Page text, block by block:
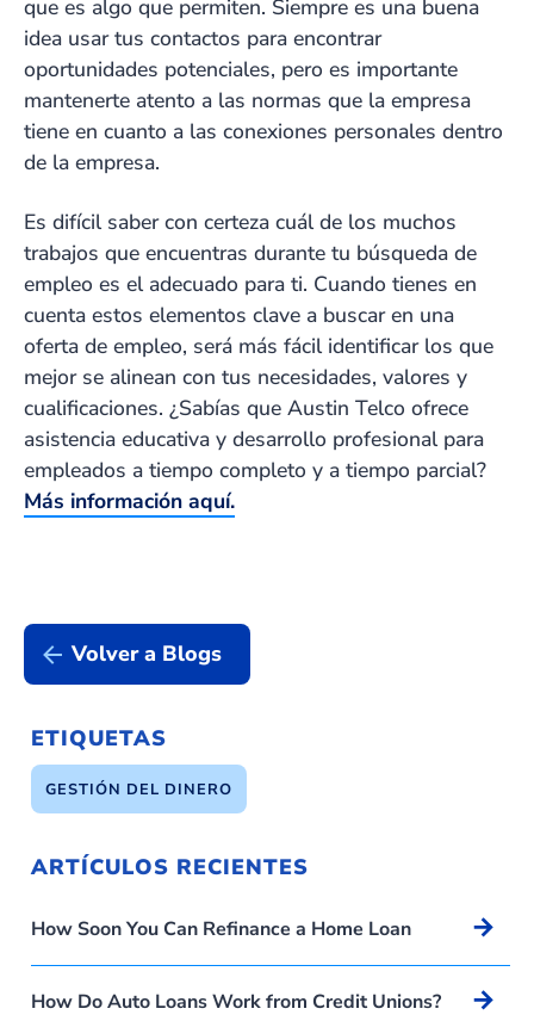
que es algo que permiten. Siempre es una buena
idea usar tus contactos para encontrar
oportunidades potenciales, pero es importante
mantenerte atento a las normas que la empresa
tiene en cuanto a las conexiones personales dentro
de la empresa.
Es difícil saber con certeza cuál de los muchos
trabajos que encuentras durante tu búsqueda de
empleo es el adecuado para ti. Cuando tienes en
cuenta estos elementos clave a buscar en una
oferta de empleo, será más fácil identificar los que
mejor se alinean con tus necesidades, valores y
cualificaciones. ¿Sabías que Austin Telco ofrece
asistencia educativa y desarrollo profesional para
empleados a tiempo completo y a tiempo parcial?
Más información aquí.
Volver a Blogs
ETIQUETAS
GESTIÓN DEL DINERO
ARTÍCULOS RECIENTES
How Soon You Can Refinance a Home Loan Arrow_forward
How Do Auto Loans Work from Credit Unions? Arrow_forward